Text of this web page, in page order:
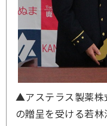
▲アステラス製薬株
の贈呈を受ける若